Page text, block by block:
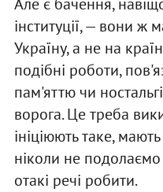
Але є бачення,
інституції, — вони ж
Україну, а не на
подібні роботи,
пам'яттю чи
ворога. Це треба
ініціюють таке,
ніколи не
отакі речі робити.